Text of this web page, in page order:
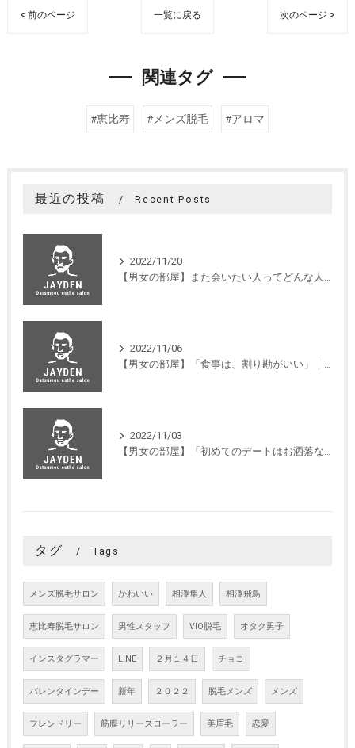
< 前のページ 一覧に戻る 次のページ >
関連タグ
#恵比寿 #メンズ脱毛 #アロマ
最近の投稿 Recent Posts
2022/11/20
2022/11/06
2022/11/03
タグ Tags
メンズ脱毛サロン かわいい 相澤隼人 相澤飛鳥
恵比寿脱毛サロン 男性スタッフ VIO脱毛 オタク男子
インスタグラマー LINE ２月１４日 チョコ
バレンタインデー 新年 ２０２２ 脱毛メンズ メンズ
フレンドリー 筋膜リリースローラー 美眉毛 恋愛